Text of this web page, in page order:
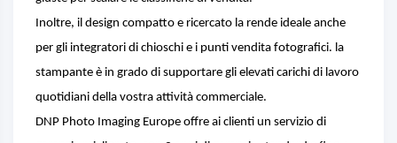
Inoltre, il design compatto e ricercato la rende ideale anche
per gli integratori di chioschi e i punti vendita fotografici. la
stampante è in grado di supportare gli elevati carichi di lavoro
quotidiani della vostra attività commerciale.
DNP Photo Imaging Europe offre ai clienti un servizio di